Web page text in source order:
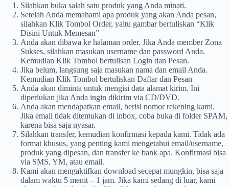
Silahkan buka salah satu produk yang Anda minati.
Setelah Anda memahami apa produk yang akan Anda pesan,
silahkan Klik Tombol Order, yaitu gambar bertuliskan “Klik
Disini Untuk Memesan”
Anda akan dibawa ke halaman order. Jika Anda member Zona
Sukses, silahkan masukan username dan password Anda.
Kemudian Klik Tombol bertulisan Login dan Pesan.
Jika belum, langsung saja masukan nama dan email Anda.
Kemudian Klik Tombol bertuliskan Daftar dan Pesan
Anda akan diminta untuk mengisi data alamat kirim. Ini
diperlukan jika Anda ingin dikirim via CD/DVD.
Anda akan mendapatkan email, berisi nomor rekening kami.
Jika email tidak ditemukan di inbox, coba buka di folder SPAM,
karena bisa saja nyasar.
Silahkan transfer, kemudian konfirmasi kepada kami. Tidak ada
format khusus, yang penting kami mengetahui email/username,
produk yang dipesan, dan transfer ke bank apa. Konfirmasi bisa
via SMS, YM, atau email.
Kami akan mengaktifkan download secepat mungkin, bisa saja
dalam waktu 5 menit – 1 jam. Jika kami sedang di luar, kami